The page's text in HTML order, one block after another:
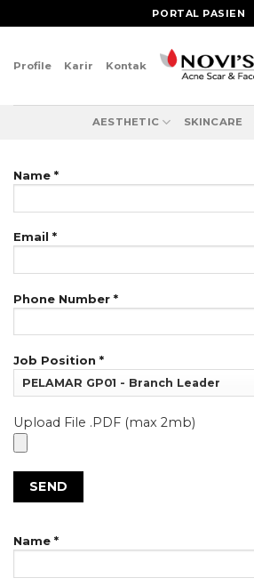
to
PORTAL PASIEN
Profile Karir Kontak
AESTHETIC SKINCARE
Name *
Email *
Phone Number *
Job Position *
Upload File .PDF (max 2mb)
Name *